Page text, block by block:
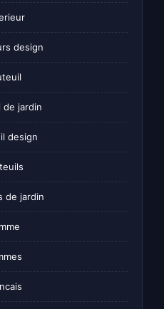
design
de jardin
design
de jardin